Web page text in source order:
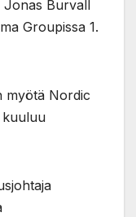
Jonas Burvall
Groupissa 1.
myötä Nordic
kuuluu